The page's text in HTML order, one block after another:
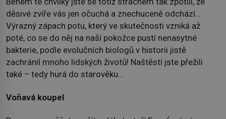
děsivé zvíře vás jen očuchá a znechuceně odchází…
Výrazný zápach potu, který ve skutečnosti vzniká až
poté, co se do něj na naší pokožce pustí nenasytné
bakterie, podle evolučních biologů v historii jistě
zachránil mnoho lidských životů! Naštěstí jste přežili
také – tedy hurá do starověku…
Voňavá koupel